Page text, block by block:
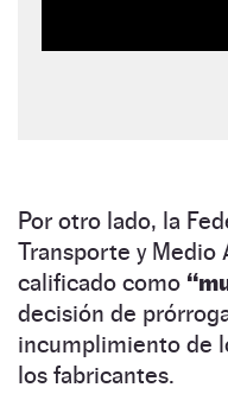
Por otro lado, la
Transporte y Medio
calificado como
decisión de
incumplimiento de
los fabricantes.